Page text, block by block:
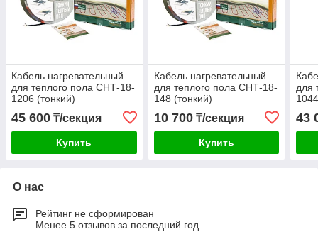
Кабель нагревательный
для теплого пола СНТ-18-
1206 (тонкий)
45 600 ₸/секция
Купить
Кабель нагревательный
для теплого пола СНТ-18-
148 (тонкий)
10 700₸/секция
Купить
для
43
О нас
Рейтинг не сформирован
Менее 5 отзывов за последний год